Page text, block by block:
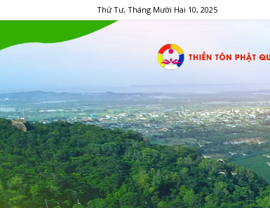
Thứ Tư, Tháng Mười Hai 10, 2025